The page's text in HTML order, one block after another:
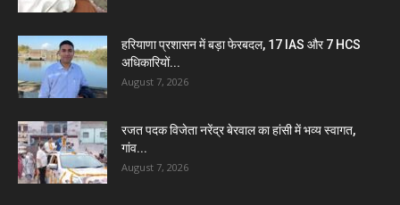
हरियाणा प्रशासन में बड़ा फेरबदल, 17 IAS और 7 HCS
अधिकारियों...
August 7, 2026
रजत पदक विजेता नरेंद्र बेरवाल का हांसी में भव्य स्वागत,
गांव...
August 7, 2026